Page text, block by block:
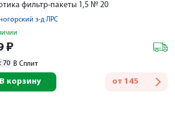
фильтр-пакеты 1,5 № 20
з-д ЛРС
₽
70 В Сплит
от 145
В корзину